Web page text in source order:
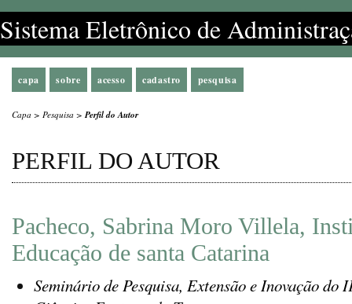
Sistema Eletrônico de
capa sobre acesso cadastro pesquisa
Capa > Pesquisa >Perfil do Autor
PERFIL DO AUTOR
Pacheco, Sabrina Moro Villela,
Educação de santa Catarina
Seminário de Pesquisa, Extensão e Inovação do